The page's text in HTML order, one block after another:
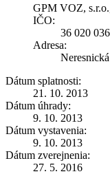
GPM VOZ,
IČO:
36 020 036
Adresa:
Dátum splatnosti:
21. 10. 2013
Dátum úhrady:
9. 10. 2013
Dátum vystavenia:
9. 10. 2013
Dátum zverejnenia:
27. 5. 2016